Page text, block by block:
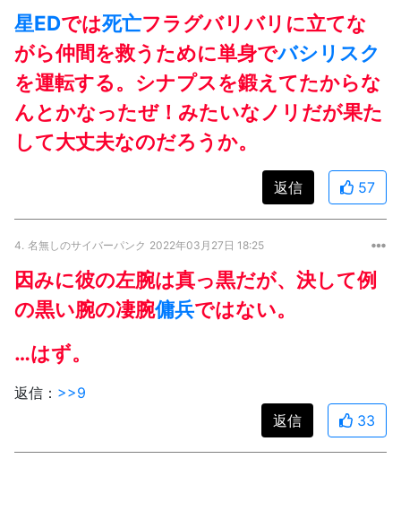
星EDでは死亡フラグバリバリに立てな
がら仲間を救うために単身でバシリスク
を運転する。シナプスを鍛えてたからな
んとかなったぜ！みたいなノリだが果た
して大丈夫なのだろうか。
返信 57
4. 名無しのサイバーパンク 2022年03月27日 18:25
因みに彼の左腕は真っ黒だが、決して例
の黒い腕の凄腕傭兵ではない。
…はず。
返信： >>9
返信
33